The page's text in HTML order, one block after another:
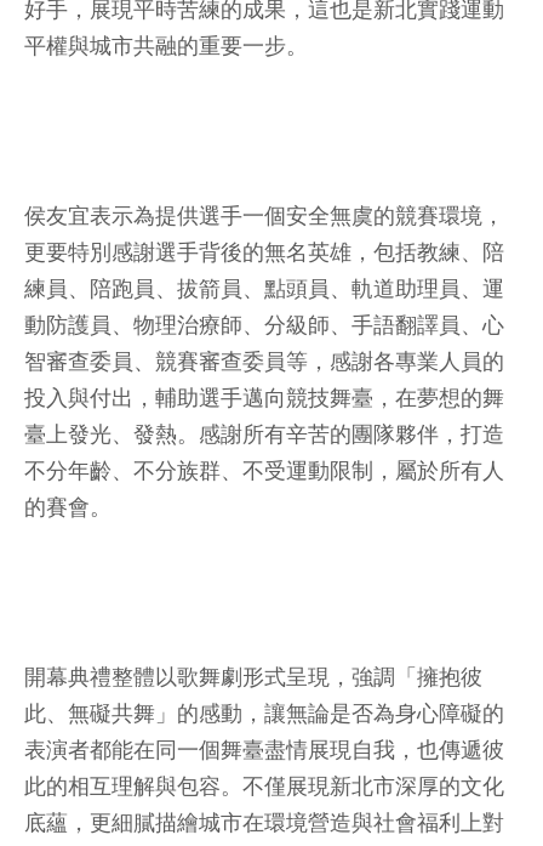
好手，展現平時苦練的成果，這也是新北實踐運動
平權與城市共融的重要一步。
侯友宜表示為提供選手一個安全無虞的競賽環境，
更要特別感謝選手背後的無名英雄，包括教練、陪
練員、陪跑員、拔箭員、點頭員、軌道助理員、運
動防護員、物理治療師、分級師、手語翻譯員、心
智審查委員、競賽審查委員等，感謝各專業人員的
投入與付出，輔助選手邁向競技舞臺，在夢想的舞
臺上發光、發熱。感謝所有辛苦的團隊夥伴，打造
不分年齡、不分族群、不受運動限制，屬於所有人
的賽會。
開幕典禮整體以歌舞劇形式呈現，強調「擁抱彼
此、無礙共舞」的感動，讓無論是否為身心障礙的
表演者都能在同一個舞臺盡情展現自我，也傳遞彼
此的相互理解與包容。不僅展現新北市深厚的文化
底蘊，更細膩描繪城市在環境營造與社會福利上對